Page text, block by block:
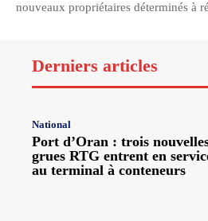
nouveaux propriétaires déterminés à
Derniers articles
National
Port d’Oran : trois
grues RTG entrent en
au terminal à conteneurs